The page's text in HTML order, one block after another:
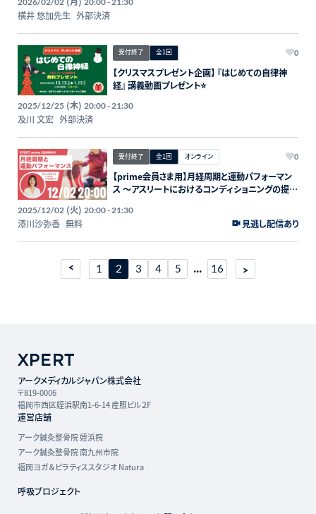
横井 悠加先生 外部決済
受付終了 全1回 0
【クリスマスプレゼント企画】 『はじめての自律神
経』 講義動画プレゼント⭐️
2025/12/25 (木) 20:00 - 21:30
及川 文宏 外部決済
受付終了 全1回 オンライン 0
【prime会員さま用】月経周期と運動パフォーマン
ス 〜アスリートにおけるコンディショニングの提
2025/12/02 (火) 20:00 - 21:30
漆川沙弥香 無料 見逃し配信あり
1 2 3 4 5 ... 16
アークメディカルジャパン株式会社
〒819-0006
福岡市西区姪浜駅南1-6-14 産照ビル２F
運営店舗
アーク鍼灸整骨院 姪浜院
アーク鍼灸整骨院 南九州市院
福岡ヨガ＆ピラティススタジオ Natura
呼吸プロジェクト